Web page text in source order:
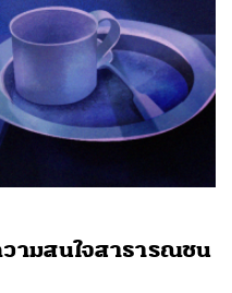
วามสนใจสาธารณชน